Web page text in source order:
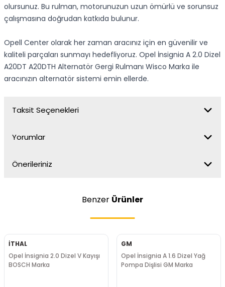
olursunuz. Bu rulman, motorunuzun uzun ömürlü ve sorunsuz
çalışmasına doğrudan katkıda bulunur.
Opell Center olarak her zaman aracınız için en güvenilir ve
kaliteli parçaları sunmayı hedefliyoruz. Opel İnsignia A 2.0 Dizel
A20DT A20DTH Alternatör Gergi Rulmanı Wisco Marka ile
aracınızın alternatör sistemi emin ellerde.
Taksit Seçenekleri
Yorumlar
Önerileriniz
Benzer Ürünler
İTHAL
Opel İnsignia 2.0 Dizel V Kayışı
BOSCH Marka
GM
Opel İnsignia A 1.6 Dizel Yağ
Pompa Dişlisi GM Marka